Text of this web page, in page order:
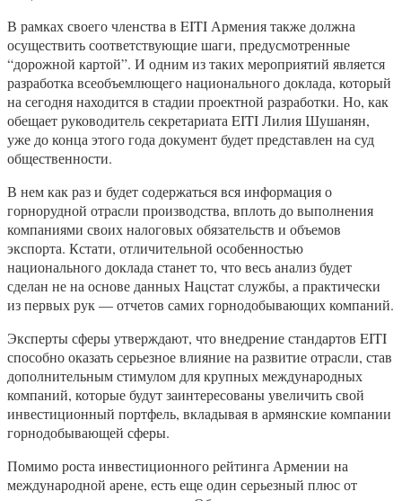
В рамках своего членства в EITI Армения также должна
осуществить соответствующие шаги, предусмотренные
“дорожной картой”. И одним из таких мероприятий является
разработка всеобъемлющего национального доклада, который
на сегодня находится в стадии проектной разработки. Но, как
обещает руководитель секретариата EITI Лилия Шушанян,
уже до конца этого года документ будет представлен на суд
общественности.
В нем как раз и будет содержаться вся информация о
горнорудной отрасли производства, вплоть до выполнения
компаниями своих налоговых обязательств и объемов
экспорта. Кстати, отличительной особенностью
национального доклада станет то, что весь анализ будет
сделан не на основе данных Нацстат службы, а практически
из первых рук — отчетов самих горнодобывающих компаний.
Эксперты сферы утверждают, что внедрение стандартов EITI
способно оказать серьезное влияние на развитие отрасли, став
дополнительным стимулом для крупных международных
компаний, которые будут заинтересованы увеличить свой
инвестиционный портфель, вкладывая в армянские компании
горнодобывающей сферы.
Помимо роста инвестиционного рейтинга Армении на
международной арене, есть еще один серьезный плюс от